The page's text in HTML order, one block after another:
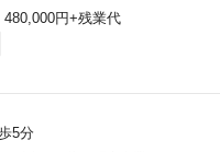
円+残業代
5分